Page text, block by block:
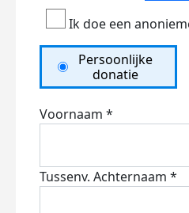
Ik doe een
Persoonlijke
donatie
Voornaam *
Tussenv. Achternaam *